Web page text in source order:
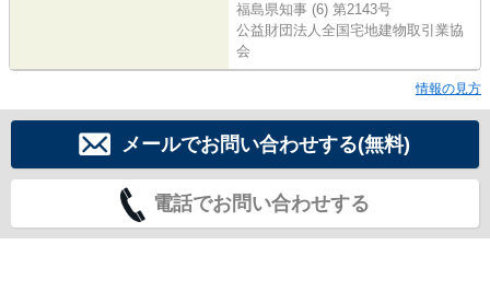
福島県知事 (6) 第2143号
公益財団法人全国宅地建物取引業協
会
情報の見方
メールでお問い合わせする(無料)
電話でお問い合わせする